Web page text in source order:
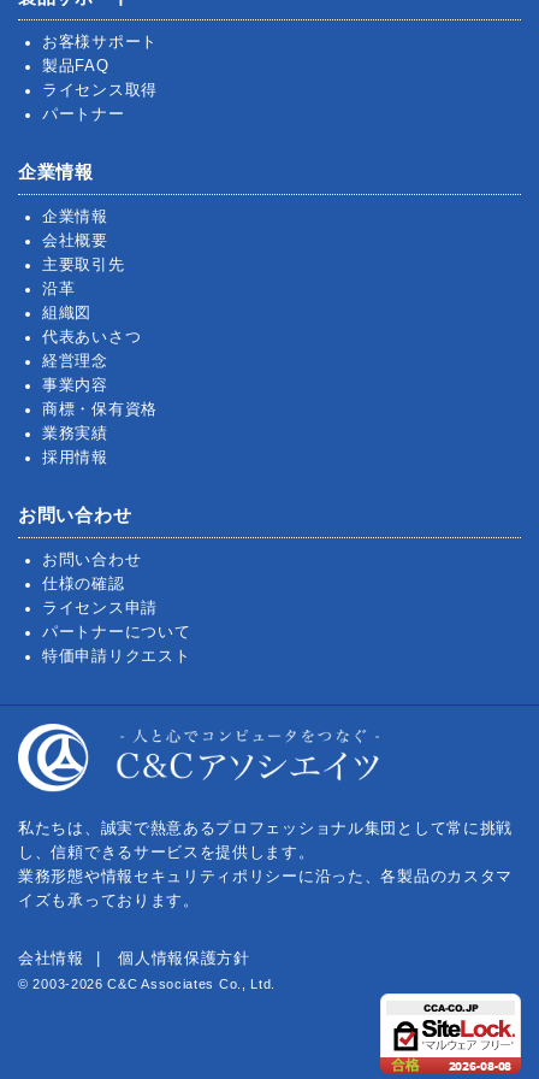
お客様サポート
製品FAQ
ライセンス取得
パートナー
企業情報
企業情報
会社概要
主要取引先
沿革
組織図
代表あいさつ
経営理念
事業内容
商標・保有資格
業務実績
採用情報
お問い合わせ
お問い合わせ
仕様の確認
ライセンス申請
パートナーについて
特価申請リクエスト
私たちは、誠実で熱意あるプロフェッショナル集団として常に挑戦
し、信頼できるサービスを提供します。
業務形態や情報セキュリティポリシーに沿った、各製品のカスタマ
イズも承っております。
会社情報 個人情報保護方針
© 2003-2026 C&C Associates Co., Ltd.